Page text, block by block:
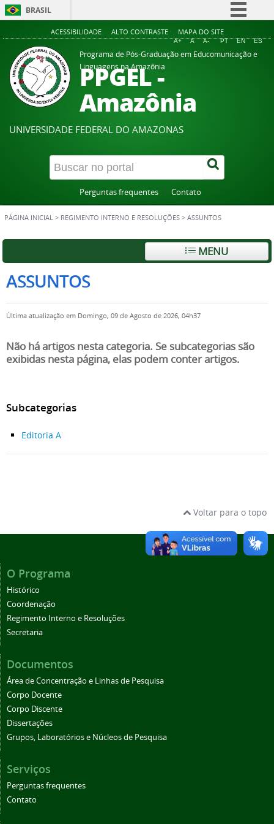
BRASIL
Simplifique!
Comunica BR
Legislação
Canais
ACESSIBILIDADE ALTO CONTRASTE MAPA DO SITE
A+ A A- PT EN ES
Programa de Pós-Graduação em Educomunicação e
Linguagens na Amazônia
PPGEL -
Amazônia
UNIVERSIDADE FEDERAL DO AMAZONAS
Perguntas frequentes Contato
PÁGINA INICIAL > REGIMENTO INTERNO E RESOLUÇÕES > ASSUNTOS
MENU
ASSUNTOS
Última atualização em Domingo, 09 de Agosto de 2026, 04h37
Não há artigos nesta categoria. Se subcategorias são
exibidas nesta página, elas podem conter artigos.
Subcategorias
Editoria A
Voltar para o topo
O Programa
Histórico
Coordenação
Regimento Interno e Resoluções
Secretaria
Documentos
Área de Concentração e Linhas de Pesquisa
Corpo Docente
Corpo Discente
Dissertações
Grupos, Laboratórios e Núcleos de Pesquisa
Serviços
Perguntas frequentes
Contato